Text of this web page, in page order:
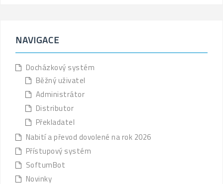
NAVIGACE
Docházkový systém
Běžný uživatel
Administrátor
Distributor
Překladatel
Nabití a převod dovolené na rok 2026
Přístupový systém
SoftumBot
Novinky